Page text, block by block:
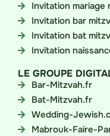
Invitation mariage
Invitation bar
Invitation bat
Invitation
LE GROUPE
Bar-Mitzvah.fr
Bat-Mitzvah.fr
Wedding-
Mabrouk-Faire-